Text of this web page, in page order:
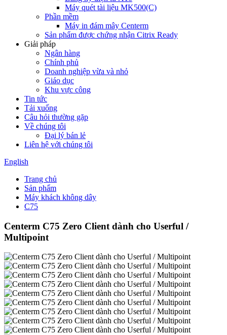
Máy quét tài liệu MK500(C)
Phần mềm
Máy in đám mây Centerm
Sản phẩm được chứng nhận Citrix Ready
Giải pháp
Ngân hàng
Chính phủ
Doanh nghiệp vừa và nhỏ
Giáo dục
Khu vực công
Tin tức
Tải xuống
Câu hỏi thường gặp
Về chúng tôi
Đại lý bán lẻ
Liên hệ với chúng tôi
English
Trang chủ
Sản phẩm
Máy khách không dây
C75
Centerm C75 Zero Client dành cho Userful /
Multipoint